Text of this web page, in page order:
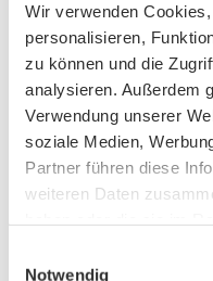
Wir verwenden
personalisieren,
zu können und die
analysieren. Außerdem
Verwendung unserer
soziale Medien,
Partner führen diese
weiteren Daten
Notwendig
Leipzig Tourismus und
Lizenz (Stammdaten)
Leipzig Tourismus und